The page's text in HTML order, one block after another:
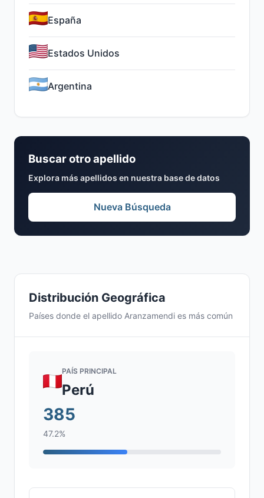
Distribución Geográfica
Países donde el apellido Aranzamendi es más común
PAÍS PRINCIPAL
Perú
385
47.2%
España
Estados Unidos
Argentina
Buscar otro apellido
Explora más apellidos en nuestra base de datos
Nueva Búsqueda